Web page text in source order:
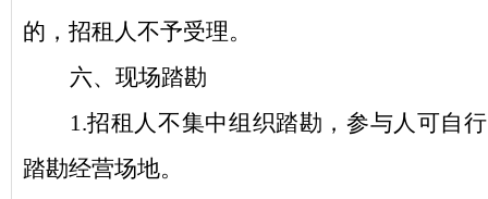
的，招租人不予受理。
六、现场踏勘
1.招租人不集中组织踏勘 ，参与人 可自行
踏勘经营场地。